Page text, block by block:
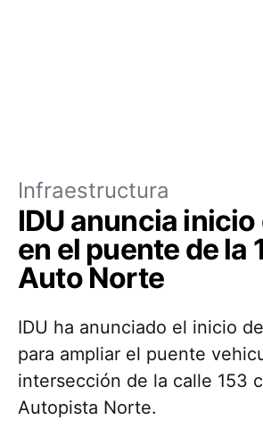
Infraestructura
IDU anuncia
en el puente de la
Auto Norte
IDU ha anunciado el inicio
para ampliar el puente
intersección de la calle 153
Autopista Norte.